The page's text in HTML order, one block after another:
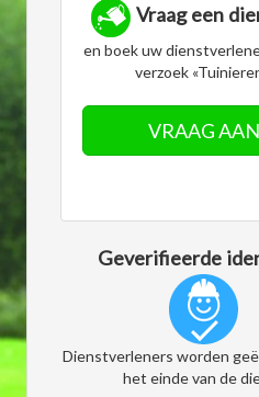
Vraag een
en boek uw
verzoek
VRAAG AAN
Geverifieerde
Dienstverleners worden
het einde van de